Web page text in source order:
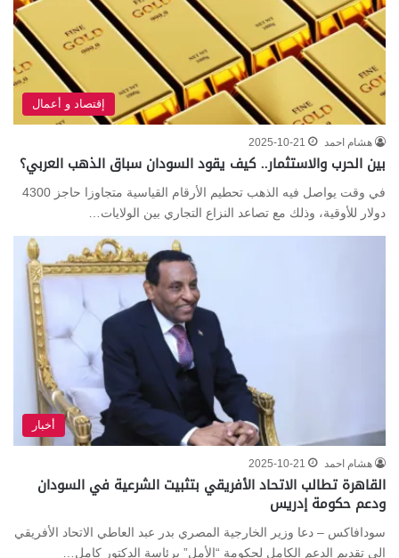
إقتصاد و أعمال
هشام احمد 2025-10-21
بين الحرب والاستثمار.. كيف يقود السودان سباق الذهب العربي؟
في وقت يواصل فيه الذهب تحطيم الأرقام القياسية متجاوزا حاجز 4300
دولار للأوقية، وذلك مع تصاعد النزاع التجاري بين الولايات…
أخبار
هشام احمد 2025-10-21
القاهرة تطالب الاتحاد الأفريقي بتثبيت الشرعية في السودان
ودعم حكومة إدريس
سودافاكس – دعا وزير الخارجية المصري بدر عبد العاطي الاتحاد الأفريقي
إلى تقديم الدعم الكامل لحكومة “الأمل” برئاسة الدكتور كامل…